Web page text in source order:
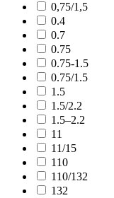
0,75/1,5
0.4
0.7
0.75
0.75-1.5
0.75/1.5
1.5
1.5/2.2
1.5–2.2
11
11/15
110
110/132
132